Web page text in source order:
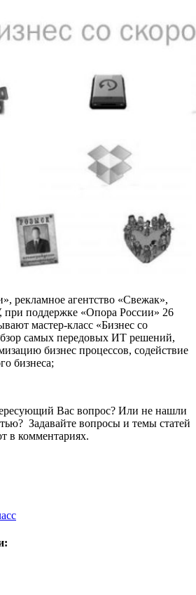
рекламное агентство «Свежак»,
поддержке «Опора России» 26
мастер-класс «Бизнес со
самых передовых ИТ решений,
бизнес процессов, содействие
бизнеса;
Вас вопрос? Или не нашли
Задавайте вопросы и темы статей
в комментариях.